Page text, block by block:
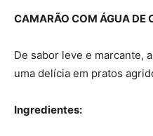
CAMARÃO COM ÁGUA DE
De sabor leve e marcante,
uma delícia em pratos
Ingredientes: